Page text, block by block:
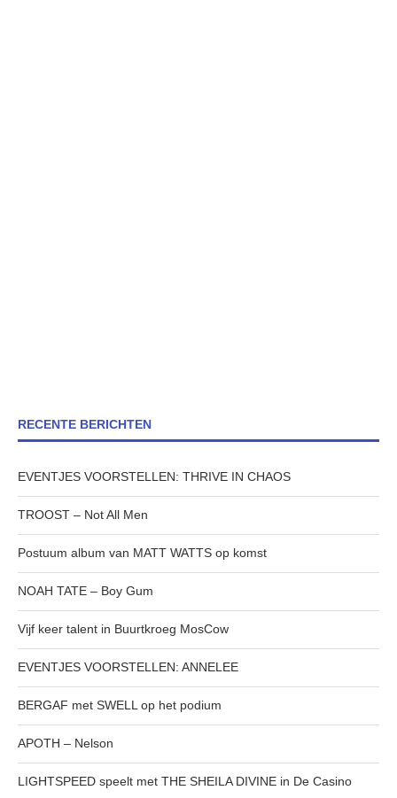
RECENTE BERICHTEN
EVENTJES VOORSTELLEN: THRIVE IN CHAOS
TROOST – Not All Men
Postuum album van MATT WATTS op komst
NOAH TATE – Boy Gum
Vijf keer talent in Buurtkroeg MosCow
EVENTJES VOORSTELLEN: ANNELEE
BERGAF met SWELL op het podium
APOTH – Nelson
LIGHTSPEED speelt met THE SHEILA DIVINE in De Casino